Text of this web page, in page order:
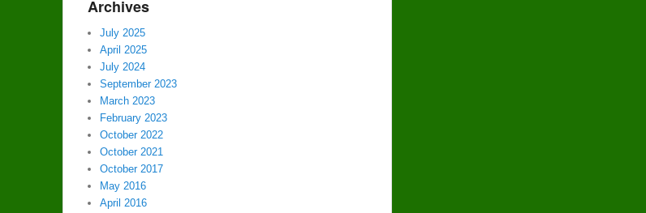
Archives
July 2025
April 2025
July 2024
September 2023
March 2023
February 2023
October 2022
October 2021
October 2017
May 2016
April 2016